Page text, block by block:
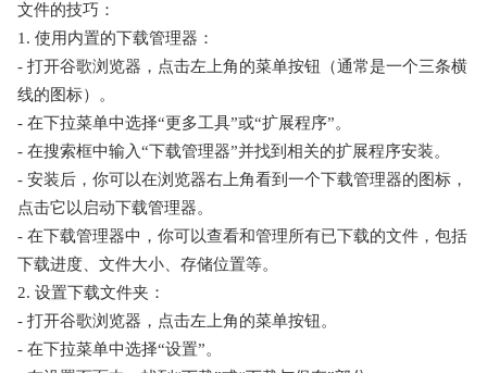
文件的技巧：
1. 使用内置的下载管理器：
- 打开谷歌浏览器，点击左上角的菜单按钮（通常是一个三条横
线的图标）。
- 在下拉菜单中选择“更多工具”或“扩展程序”。
- 在搜索框中输入“下载管理器”并找到相关的扩展程序安装。
- 安装后，你可以在浏览器右上角看到一个下载管理器的图标，
点击它以启动下载管理器。
- 在下载管理器中，你可以查看和管理所有已下载的文件，包括
下载进度、文件大小、存储位置等。
2. 设置下载文件夹：
- 打开谷歌浏览器，点击左上角的菜单按钮。
- 在下拉菜单中选择“设置”。